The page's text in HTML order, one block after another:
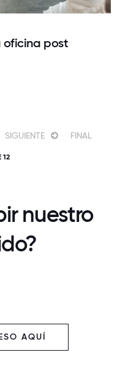
oficina post
SIGUIENTE FINAL
12
nuestro
AQUÍ